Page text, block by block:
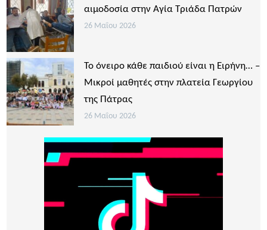
αιμοδοσία στην Αγία Τριάδα Πατρών
26 Μαΐου 2026
Το όνειρο κάθε παιδιού είναι η Ειρήνη… –
Μικροί μαθητές στην πλατεία Γεωργίου
της Πάτρας
26 Μαΐου 2026